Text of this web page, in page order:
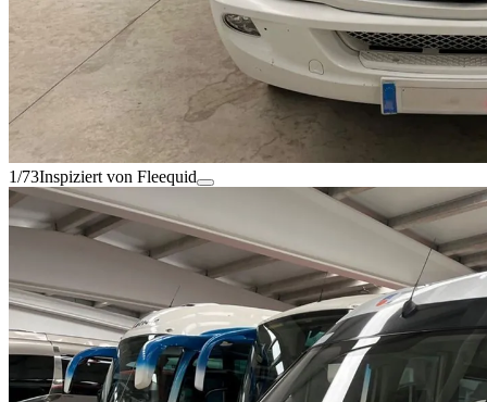
1/73Inspiziert von Fleequid